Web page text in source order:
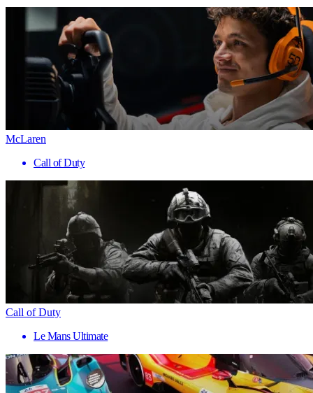
McLaren
Call of Duty
Call of Duty
Le Mans Ultimate